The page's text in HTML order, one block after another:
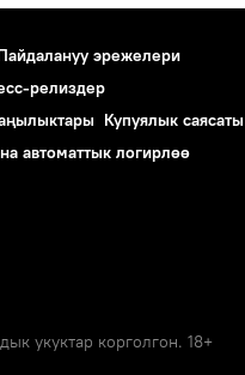
эрежелери
релиздер
Купуялык саясаты
автоматтык логирлөө
укуктар корголгон. 18+